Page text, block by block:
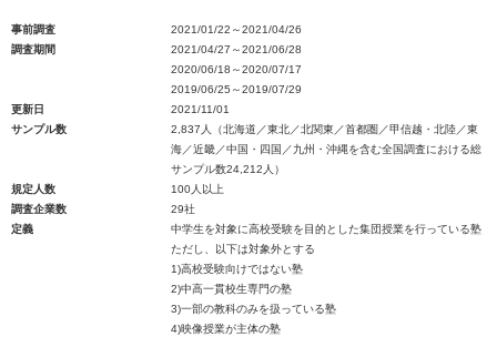
事前調査
2021/01/22～2021/04/26
調査期間
2021/04/27～2021/06/28
2020/06/18～2020/07/17
2019/06/25～2019/07/29
更新日
2021/11/01
サンプル数
2,837人（北海道／東北／北関東／首都圏／甲信越・北陸／東
海／近畿／中国・四国／九州・沖縄を含む全国調査における総
サンプル数24,212人）
規定人数
100人以上
調査企業数
29社
定義
中学生を対象に高校受験を目的とした集団授業を行っている塾
ただし、以下は対象外とする
1)高校受験向けではない塾
2)中高一貫校生専門の塾
3)一部の教科のみを扱っている塾
4)映像授業が主体の塾